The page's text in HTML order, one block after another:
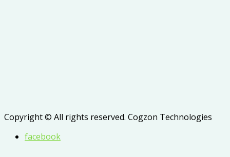
Copyright © All rights reserved. Cogzon Technologies
facebook